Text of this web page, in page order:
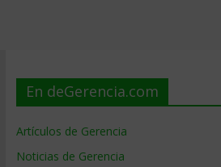
En deGerencia.com
Artículos de Gerencia
Noticias de Gerencia